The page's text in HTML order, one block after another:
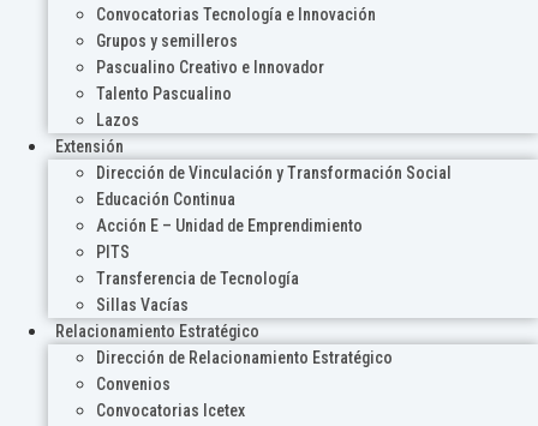
Convocatorias Tecnología e Innovación
Grupos y semilleros
Pascualino Creativo e Innovador
Talento Pascualino
Lazos
Extensión
Dirección de Vinculación y Transformación Social
Educación Continua
Acción E – Unidad de Emprendimiento
PITS
Transferencia de Tecnología
Sillas Vacías
Relacionamiento Estratégico
Dirección de Relacionamiento Estratégico
Convenios
Convocatorias Icetex